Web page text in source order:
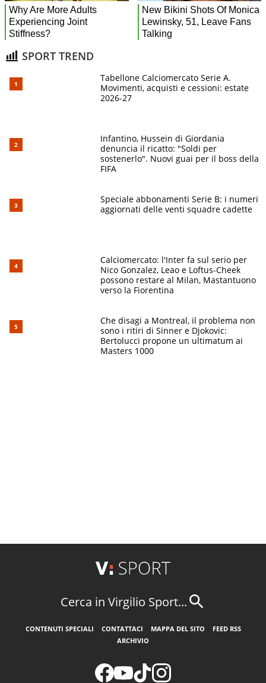
SPORT TREND
Tabellone Calciomercato Serie A.
Movimenti, acquisti e cessioni: estate
2026-27
Infantino, Hussein di Giordania
denuncia il ricatto: "Soldi per
sostenerlo". Nuovi guai per il boss della
FIFA
Speciale abbonamenti Serie B: i numeri
aggiornati delle venti squadre cadette
Calciomercato: l'Inter fa sul serio per
Nico Gonzalez, Leao e Loftus-Cheek
possono restare al Milan, Mastantuono
verso la Fiorentina
Che disagi a Montreal, il problema non
sono i ritiri di Sinner e Djokovic:
Bertolucci propone un ultimatum ai
Masters 1000
Cerca in Virgilio Sport...
CONTENUTI SPECIALI CONTATTACI MAPPA DEL SITO
FEED RSS
ARCHIVIO